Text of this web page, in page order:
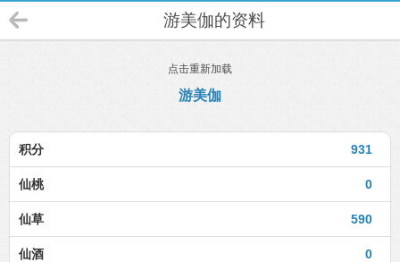
游美伽的资料
点击重新加载
游美伽
931
积分
0
仙桃
590
仙草
0
仙酒